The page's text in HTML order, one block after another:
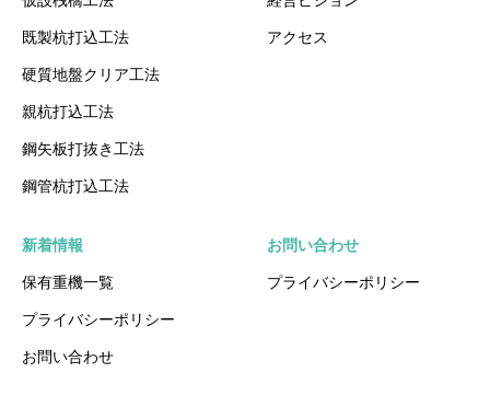
既製杭打込工法
硬質地盤クリア工法
親杭打込工法
鋼矢板打抜き工法
鋼管杭打込工法
アクセス
新着情報
保有重機一覧
プライバシーポリシー
お問い合わせ
お問い合わせ
プライバシーポリシー